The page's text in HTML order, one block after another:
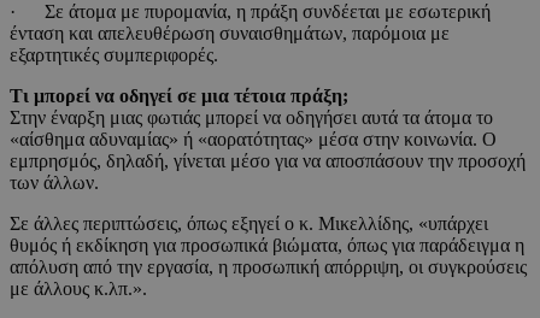
· Σε άτομα με πυρομανία, η πράξη συνδέεται με εσωτερική
ένταση και απελευθέρωση συναισθημάτων, παρόμοια με
εξαρτητικές συμπεριφορές.
Τι μπορεί να οδηγεί σε μια τέτοια πράξη;
Στην έναρξη μιας φωτιάς μπορεί να οδηγήσει αυτά τα άτομα το
«αίσθημα αδυναμίας» ή «αορατότητας» μέσα στην κοινωνία. Ο
εμπρησμός, δηλαδή, γίνεται μέσο για να αποσπάσουν την προσοχή
των άλλων.
Σε άλλες περιπτώσεις, όπως εξηγεί ο κ. Μικελλίδης, «υπάρχει
θυμός ή εκδίκηση για προσωπικά βιώματα, όπως για παράδειγμα η
απόλυση από την εργασία, η προσωπική απόρριψη, οι συγκρούσεις
με άλλους κ.λπ.».